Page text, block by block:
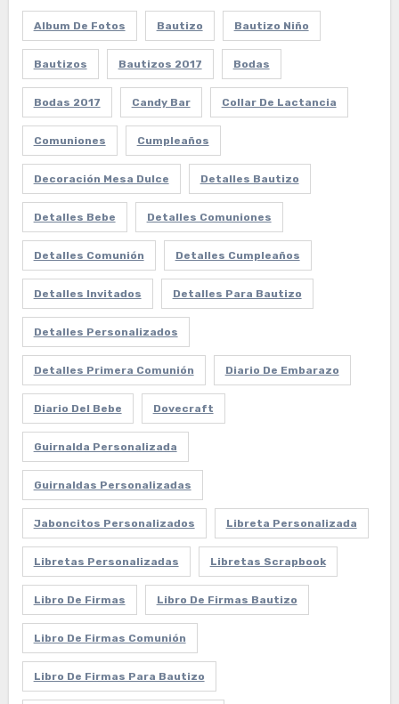
Album De Fotos Bautizo Bautizo Niño
Bautizos Bautizos 2017 Bodas
Bodas 2017 Candy Bar Collar De Lactancia
Comuniones Cumpleaños
Decoración Mesa Dulce Detalles Bautizo
Detalles Bebe Detalles Comuniones
Detalles Comunión Detalles Cumpleaños
Detalles Invitados Detalles Para Bautizo
Detalles Personalizados
Detalles Primera Comunión Diario De Embarazo
Diario Del Bebe Dovecraft
Guirnalda Personalizada
Guirnaldas Personalizadas
Jaboncitos Personalizados Libreta Personalizada
Libretas Personalizadas Libretas Scrapbook
Libro De Firmas Libro De Firmas Bautizo
Libro De Firmas Comunión
Libro De Firmas Para Bautizo